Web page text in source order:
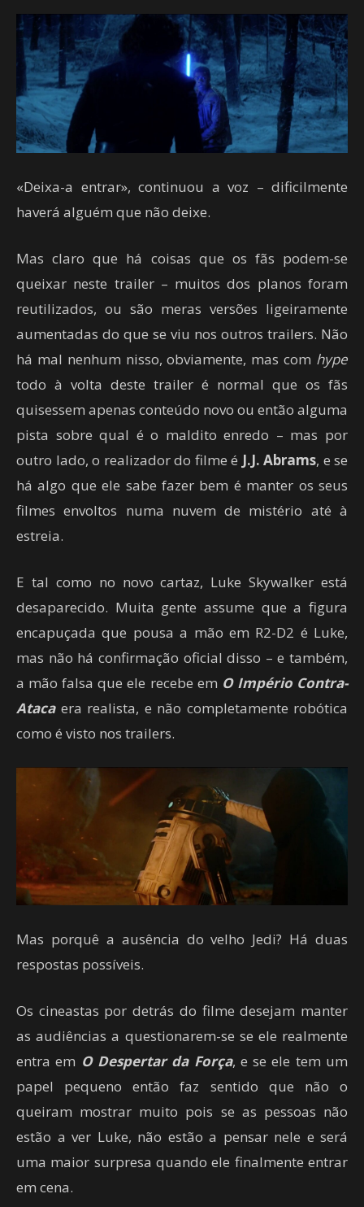
«Deixa-a entrar», continuou a voz – dificilmente
haverá alguém que não deixe.
Mas claro que há coisas que os fãs podem-se
queixar neste trailer – muitos dos planos foram
reutilizados, ou são meras versões ligeiramente
aumentadas do que se viu nos outros trailers. Não
há mal nenhum nisso, obviamente, mas com hype
todo à volta deste trailer é normal que os fãs
quisessem apenas conteúdo novo ou então alguma
pista sobre qual é o maldito enredo – mas por
outro lado, o realizador do filme é J.J. Abrams, e se
há algo que ele sabe fazer bem é manter os seus
filmes envoltos numa nuvem de mistério até à
estreia.
E tal como no novo cartaz, Luke Skywalker está
desaparecido. Muita gente assume que a figura
encapuçada que pousa a mão em R2-D2 é Luke,
mas não há confirmação oficial disso – e também,
a mão falsa que ele recebe em O Império Contra-
Atacaera realista, e não completamente robótica
como é visto nos trailers.
Mas porquê a ausência do velho Jedi? Há duas
respostas possíveis.
Os cineastas por detrás do filme desejam manter
as audiências a questionarem-se se ele realmente
entra em O Despertar da Força, e se ele tem um
papel pequeno então faz sentido que não o
queiram mostrar muito pois se as pessoas não
estão a ver Luke, não estão a pensar nele e será
uma maior surpresa quando ele finalmente entrar
em cena.